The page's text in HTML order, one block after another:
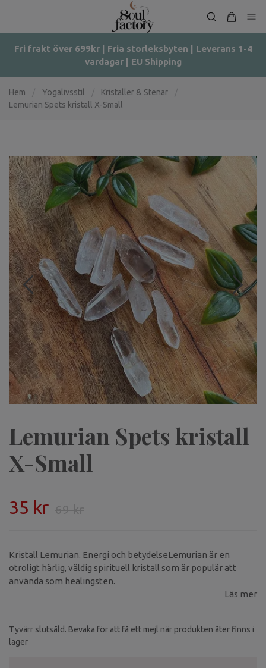
Fri frakt över 699kr | Fria storleksbyten | Leverans 1-4
vardagar | EU Shipping
Hem Yogalivsstil Kristaller & Stenar
Lemurian Spets kristall X-Small
Lemurian Spets kristall
X-Small
35 kr 69 kr
Kristall Lemurian. Energi och betydelseLemurian är en
otroligt härlig, väldig spirituell kristall som är populär att
använda som healingsten.
Läs mer
Tyvärr slutsåld. Bevaka för att få ett mejl när produkten åter finns i
lager